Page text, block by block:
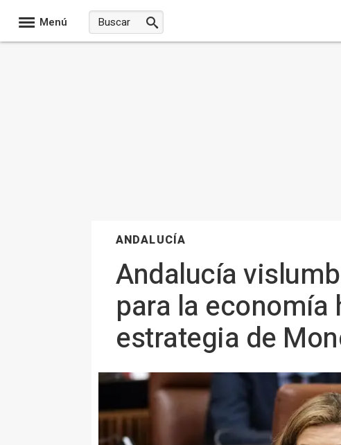
Menú
ANDALUCÍA
Andalucía
para la
estrategia de